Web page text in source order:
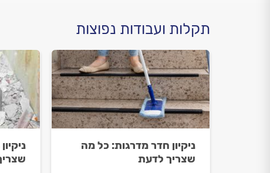
תקלות ועבודות נפוצות
ניקיון חדר מדרגות: כל מה
שצריך לדעת